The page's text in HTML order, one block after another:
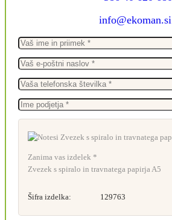
info@ekoman.si
Zanima vas izdelek *
Zvezek s spiralo in travnatega papirja A5
Šifra izdelka: 129763